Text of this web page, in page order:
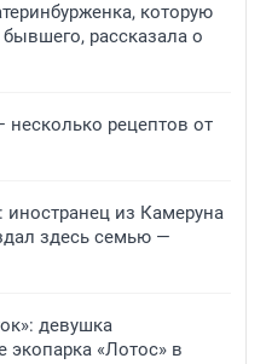
которую
рассказала о
несколько рецептов от
из Камеруна
здесь семью —
девушка
экопарка «Лотос» в